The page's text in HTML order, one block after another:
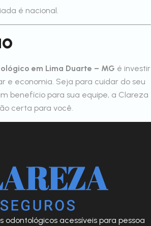
é nacional.
em Lima Duarte – MG é investir
e economia. Seja para cuidar do seu
benefício para sua equipe, a Clareza
certa para você.
odontológicos acessíveis para pessoa